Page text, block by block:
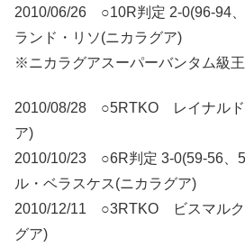
2010/06/26 ○10R判定 2-0(96-94
ランド・リソ(ニカラグア)
※ニカラグアスーパーバンタム級
2010/08/28 ○5RTKO レイナルド
ア)
2010/10/23 ○6R判定 3-0(59-56、
ル・ベラスケス(ニカラグア)
2010/12/11 ○3RTKO ビスマルク
グア)